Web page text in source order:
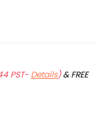
PST- Details)&FREE